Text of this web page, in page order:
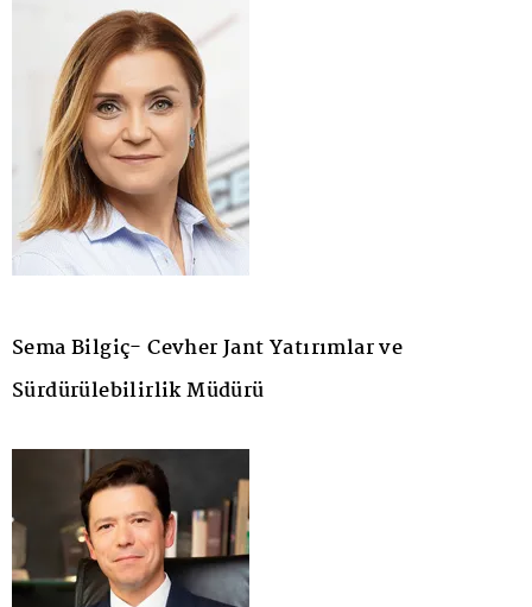
Sema Bilgiç- Cevher Jant Yatırımlar ve
Sürdürülebilirlik Müdürü